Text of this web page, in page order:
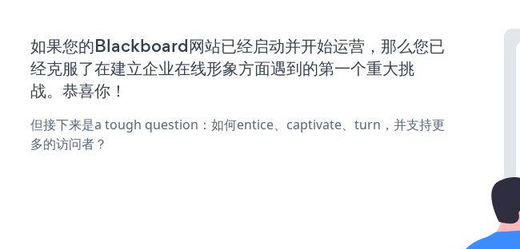
如果您的Blackboard网站已经启动并开始运营，那么您已
经克服了在建立企业在线形象方面遇到的第一个重大挑
战。恭喜你！
但接下来是a tough question：如何entice、captivate、turn，并支持更
多的访问者？